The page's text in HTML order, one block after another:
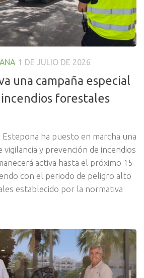
1 DE JULIO DE 2026
una campaña especial
forestales
ha puesto en marcha una
vigilancia y prevención de incendios
activa hasta el próximo 15
con el periodo de peligro alto
establecido por la normativa